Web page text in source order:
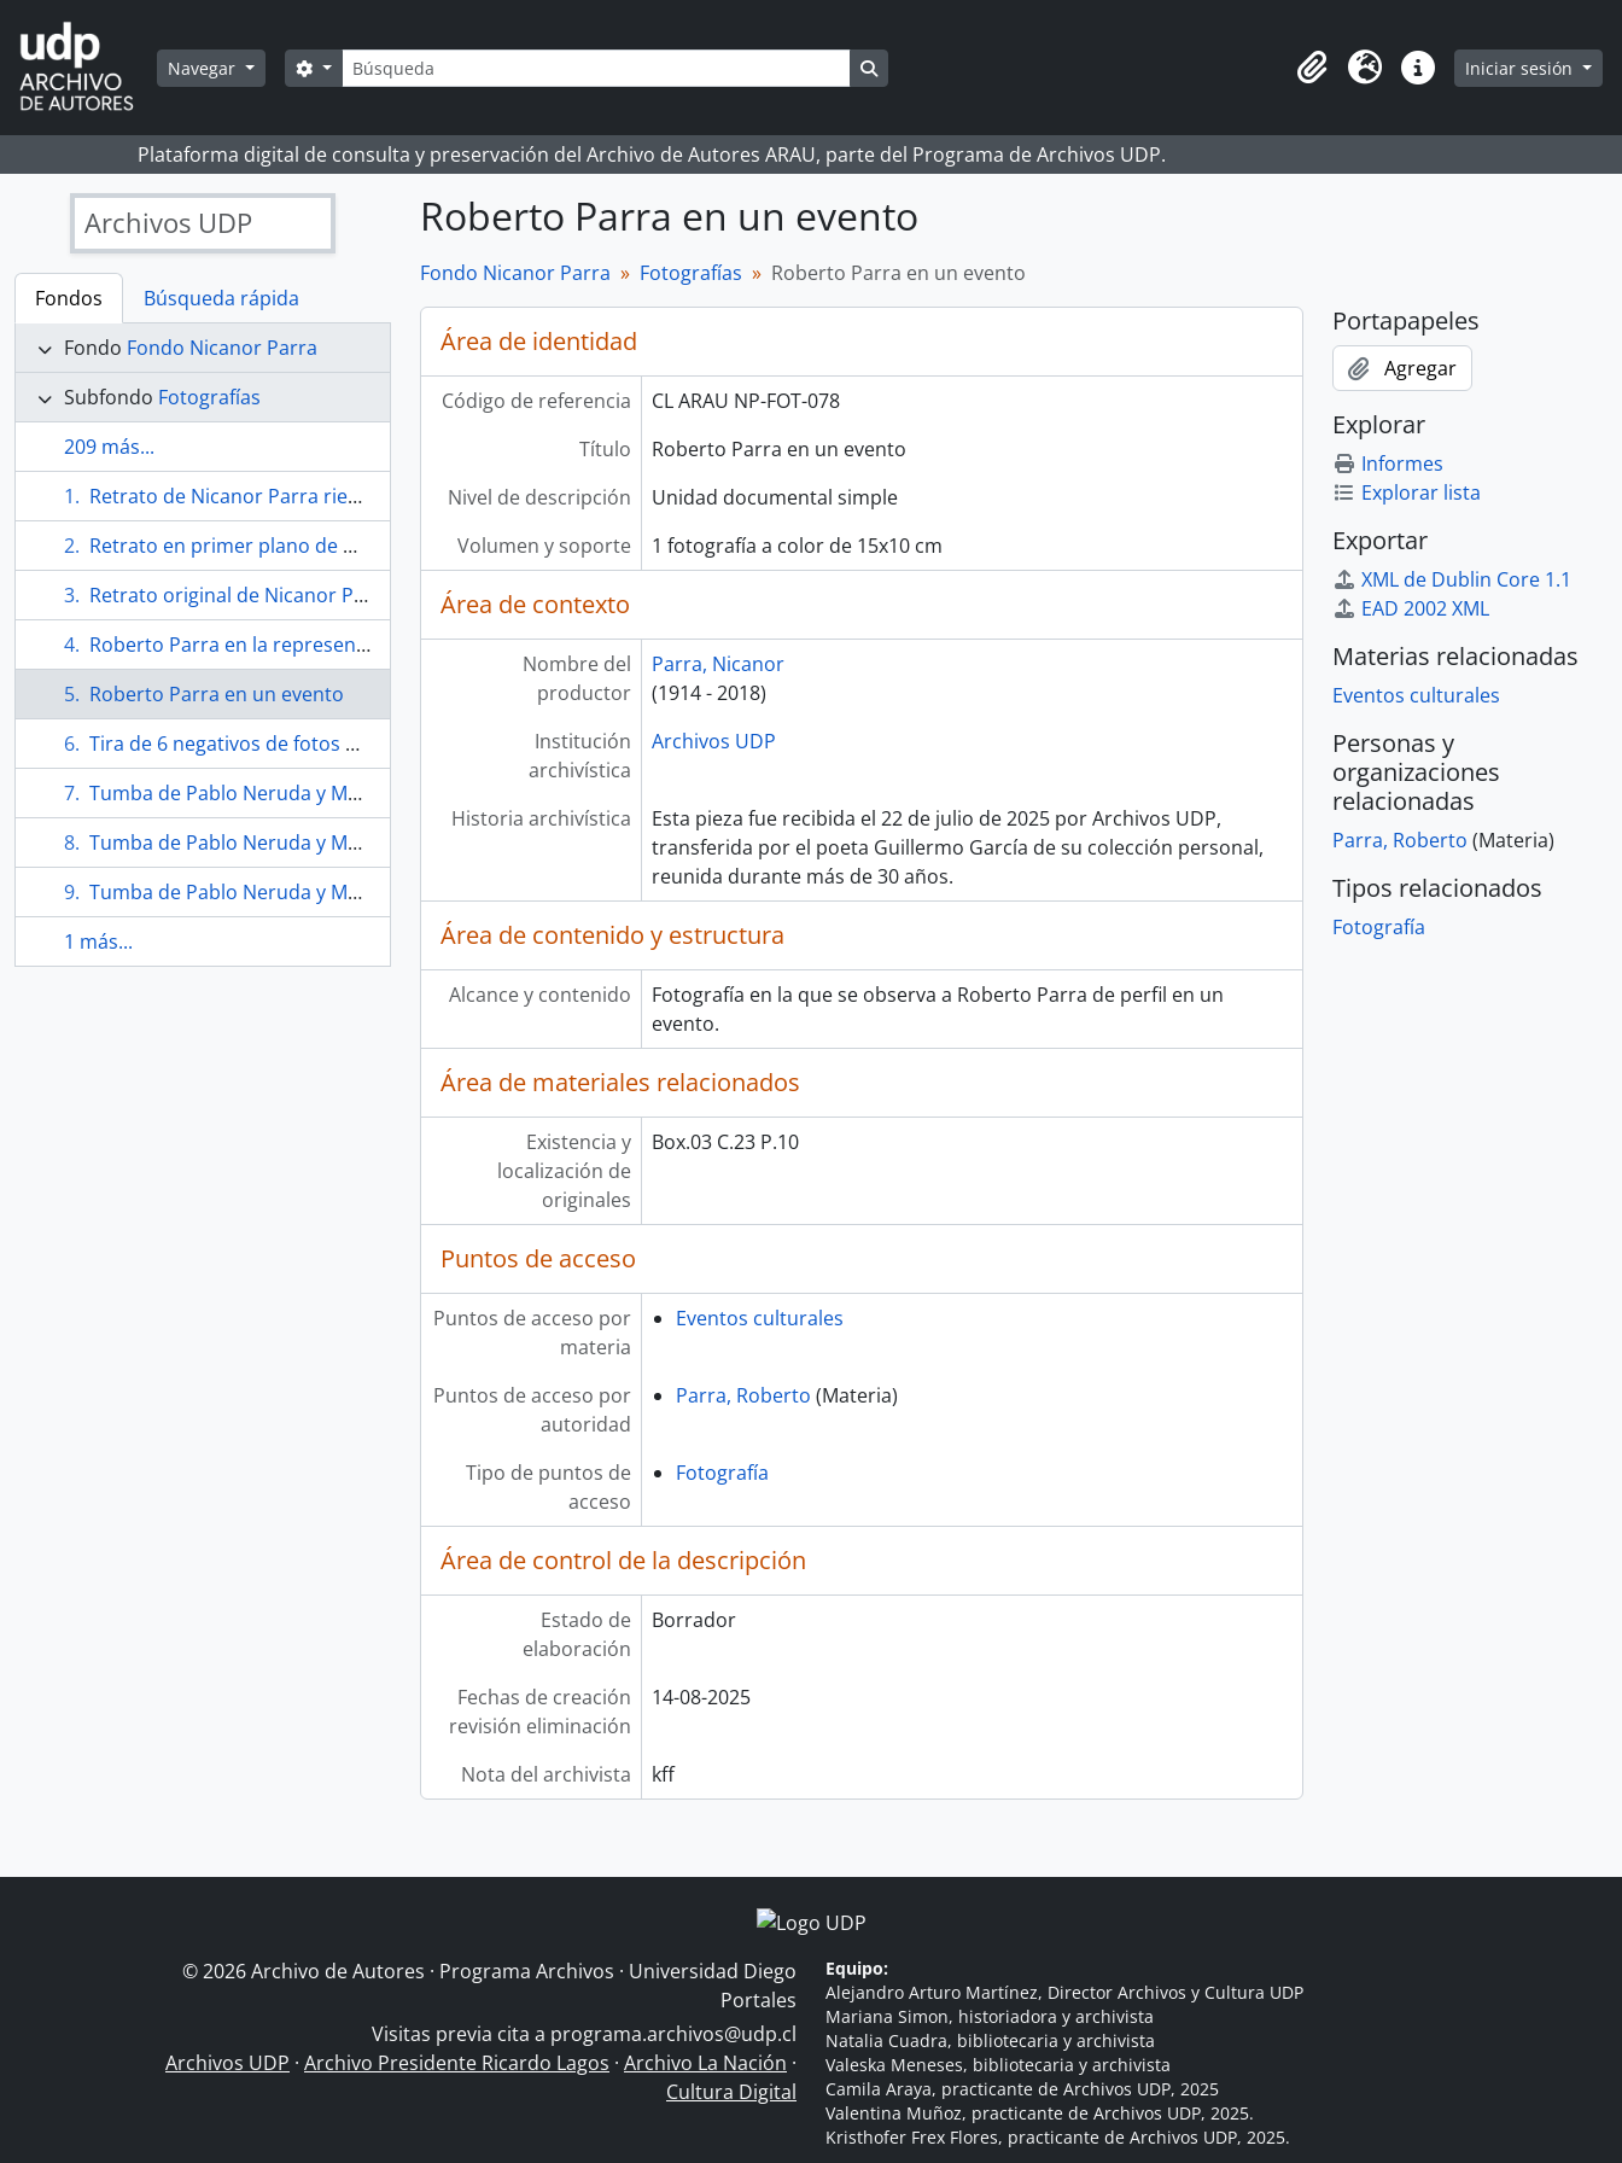
Skip to main content
Navegar Búsqueda
Search options
Portapapeles
Idioma Enlaces rápidos
Iniciar sesión
Plataforma digital de consulta y preservación del Archivo de Autores ARAU, parte del Programa de Archivos UDP.
Archivos UDP
Fondos
Búsqueda rápida
Fondo Fondo Nicanor Parra
Subfondo Fotografías
209 más...
Retrato de Nicanor Parra riendo
Retrato en primer plano de Nicanor Parra
Retrato original de Nicanor Parra enmarcado
Roberto Parra en la representación de "La Negra Ester" en París
Roberto Parra en un evento
Tira de 6 negativos de fotos de la casa de Nicanor Parra
Tumba de Pablo Neruda y Matilde Urrutia en Isla Negra
Tumba de Pablo Neruda y Matilde Urrutia en Isla Negra
Tumba de Pablo Neruda y Matilde Urrutia en Isla Negra
1 más...
Roberto Parra en un evento
Fondo Nicanor Parra Fotografías Roberto Parra en un evento
Área de identidad
Código de referencia
CL ARAU NP-FOT-078
Título
Roberto Parra en un evento
Nivel de descripción
Unidad documental simple
Volumen y soporte
1 fotografía a color de 15x10 cm
Área de contexto
Nombre del
productor
Parra, Nicanor
(1914 - 2018)
Institución
archivística
Archivos UDP
Historia archivística
Esta pieza fue recibida el 22 de julio de 2025 por Archivos UDP,
transferida por el poeta Guillermo García de su colección personal,
reunida durante más de 30 años.
Área de contenido y estructura
Alcance y contenido
Fotografía en la que se observa a Roberto Parra de perfil en un
evento.
Área de materiales relacionados
Existencia y
localización de
originales
Box.03 C.23 P.10
Puntos de acceso
Puntos de acceso por
materia
Eventos culturales
Puntos de acceso por
autoridad
Parra, Roberto (Materia)
Tipo de puntos de
acceso
Fotografía
Área de control de la descripción
Estado de
elaboración
Borrador
Fechas de creación
revisión eliminación
14-08-2025
Nota del archivista kff
Portapapeles
Agregar
Explorar
Informes
Explorar lista
Exportar
XML de Dublin Core 1.1
EAD 2002 XML
Materias relacionadas
Eventos culturales
Personas y
organizaciones
relacionadas
Parra, Roberto (Materia)
Tipos relacionados
Fotografía
© 2026 Archivo de Autores · Programa Archivos · Universidad Diego
Portales
Visitas previa cita a programa.archivos@udp.cl
Archivos UDP · Archivo Presidente Ricardo Lagos · Archivo La Nación ·
Cultura Digital
Equipo:
Alejandro Arturo Martínez, Director Archivos y Cultura UDP
Mariana Simon, historiadora y archivista
Natalia Cuadra, bibliotecaria y archivista
Valeska Meneses, bibliotecaria y archivista
Camila Araya, practicante de Archivos UDP, 2025
Valentina Muñoz, practicante de Archivos UDP, 2025.
Kristhofer Frex Flores, practicante de Archivos UDP, 2025.